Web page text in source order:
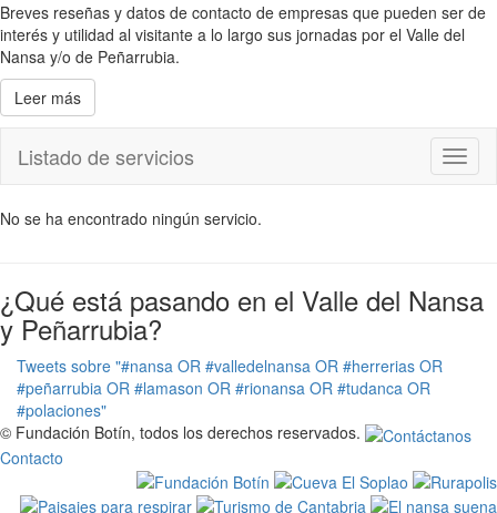
Breves reseñas y datos de contacto de empresas que pueden ser de
interés y utilidad al visitante a lo largo sus jornadas por el Valle del
Nansa y/o de Peñarrubia.
Leer más
Listado de servicios
No se ha encontrado ningún servicio.
¿Qué está pasando en el Valle del Nansa
y Peñarrubia?
Tweets sobre "#nansa OR #valledelnansa OR #herrerias OR
#peñarrubia OR #lamason OR #rionansa OR #tudanca OR
#polaciones"
© Fundación Botín, todos los derechos reservados.
Contacto